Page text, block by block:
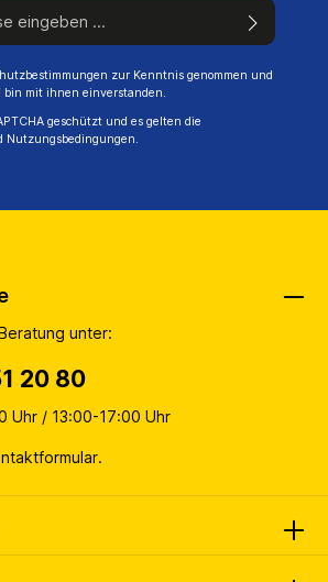
zur Kenntnis genommen und
bin mit ihnen einverstanden.
geschützt und es gelten die
Nutzungsbedingungen
unter:
20 80
Uhr / 13:00-17:00 Uhr
.